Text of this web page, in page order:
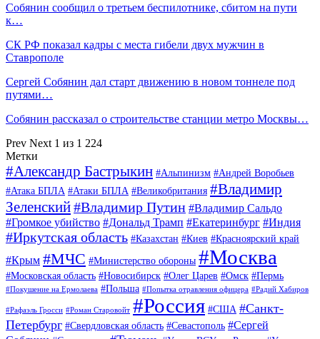
Собянин сообщил о третьем беспилотнике, сбитом на пути
к…
СК РФ показал кадры с места гибели двух мужчин в
Ставрополе
Сергей Собянин дал старт движению в новом тоннеле под
путями…
Собянин рассказал о строительстве станции метро Москвы…
Prev Next 1 из 1 224
Метки
#Александр Бастрыкин #Альпинизм #Андрей Воробьев
#Атака БПЛА #Атаки БПЛА #Великобритания #Владимир
Зеленский#Владимир Путин #Владимир Сальдо
#Громкое убийство #Дональд Трамп #Екатеринбург #Индия
#Иркутская область #Казахстан #Киев #Красноярский край
#Крым #МЧС #Министерство обороны #Москва
#Московская область #Новосибирск #Олег Царев #Омск #Пермь
#Покушение на Ермолаева #Польша #Попытка отравления офицера #Радий Хабиров
#Рафаэль Гросси #Роман Старовойт #Россия #США #Санкт-
Петербург #Свердловская область #Севастополь #Сергей